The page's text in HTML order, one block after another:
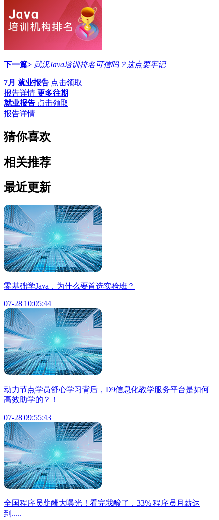
下一篇> 武汉Java培训排名可信吗？这点要牢记
7月 就业报告 点击领取
报告详情 更多往期
就业报告 点击领取
报告详情
猜你喜欢
相关推荐
最近更新
零基础学Java，为什么要首选实验班？
07-28 10:05:44
动力节点学员舒心学习背后，D9信息化教学服务平台是如何
高效助学的？！
07-28 09:55:43
全国程序员薪酬大曝光！看完我酸了，33% 程序员月薪达
到.....